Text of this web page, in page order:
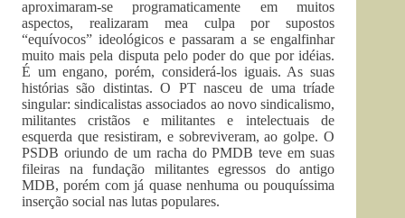
aproximaram-se programaticamente em muitos
aspectos, realizaram mea culpa por supostos
“equívocos” ideológicos e passaram a se engalfinhar
muito mais pela disputa pelo poder do que por idéias.
É um engano, porém, considerá-los iguais. As suas
histórias são distintas. O PT nasceu de uma tríade
singular: sindicalistas associados ao novo sindicalismo,
militantes cristãos e militantes e intelectuais de
esquerda que resistiram, e sobreviveram, ao golpe. O
PSDB oriundo de um racha do PMDB teve em suas
fileiras na fundação militantes egressos do antigo
MDB, porém com já quase nenhuma ou pouquíssima
inserção social nas lutas populares.